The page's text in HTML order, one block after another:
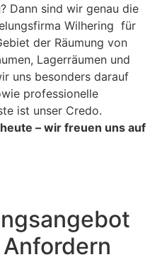
? Dann sind wir genau die
Wilhering für
der Räumung von
Lagerräumen und
uns besonders darauf
professionelle
ist unser Credo.
– wir freuen uns auf